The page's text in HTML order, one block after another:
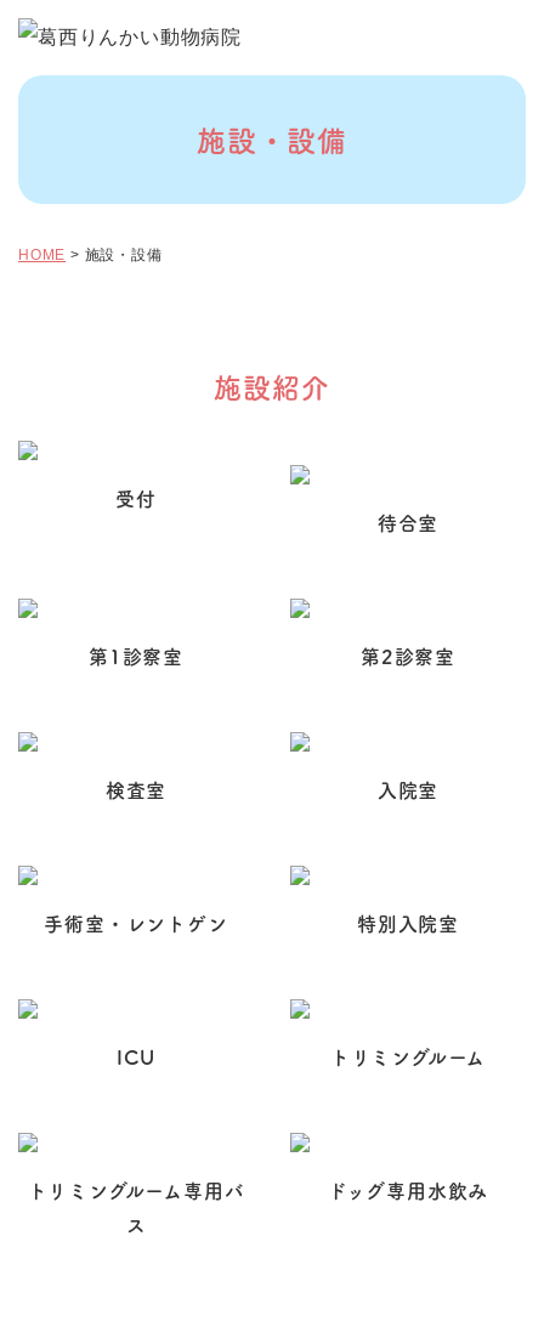
施設・設備
HOME > 施設・設備
施設紹介
受付
待合室
第1診察室 第2診察室
検査室 入院室
手術室・レントゲン 特別入院室
ICU トリミングルーム
トリミングルーム専用バ
ス
ドッグ専用水飲み